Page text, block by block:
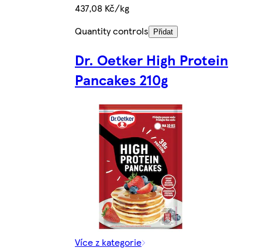
437,08 Kč/kg
Quantity controls
Přidat
Dr. Oetker High Protein
Pancakes 210g
Více z kategorie